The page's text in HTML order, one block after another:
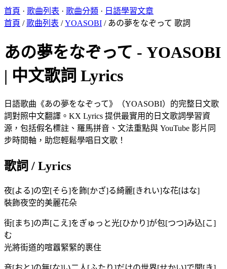
首頁 · 歌曲列表 · 歌曲分類 · 日語學習文章
首頁 /歌曲列表 /YOASOBI / あの夢をなぞって 歌詞
あの夢をなぞって - YOASOBI
| 中文歌詞 Lyrics
日語歌曲《あの夢をなぞって》（YOASOBI）的完整日文歌
詞對照中文翻譯。KX Lyrics 提供最實用的日文歌詞學習資
源，包括假名標註、羅馬拼音、文法重點與 YouTube 影片同
步時間軸，助您輕鬆學唱日文歌！
歌詞 / Lyrics
夜[よる]の空[そら]を飾[かざ]る綺麗[きれい]な花[はな]
裝飾夜空的美麗花朵
街[まち]の声[こえ]をぎゅっと光[ひかり]が包[つつ]み込[こ]
む
光將街道的喧囂緊緊的裹住